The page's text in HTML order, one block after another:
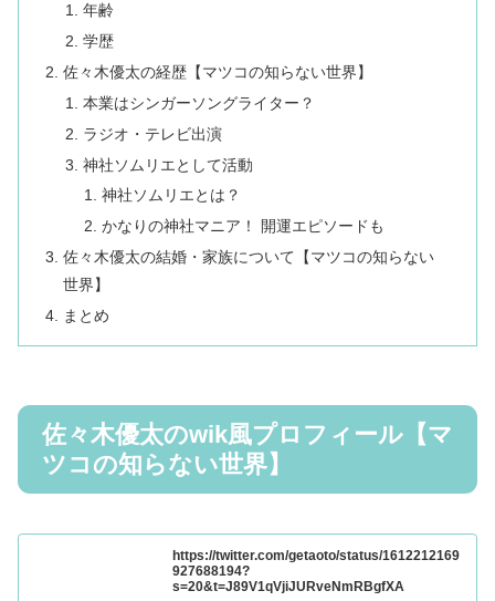
年齢
学歴
佐々木優太の経歴【マツコの知らない世界】
本業はシンガーソングライター？
ラジオ・テレビ出演
神社ソムリエとして活動
神社ソムリエとは？
かなりの神社マニア！ 開運エピソードも
佐々木優太の結婚・家族について【マツコの知らない
世界】
まとめ
佐々木優太のwik風プロフィール【マ
ツコの知らない世界】
https://twitter.com/getaoto/status/1612212169
927688194?
s=20&t=J89V1qVjiJURveNmRBgfXA